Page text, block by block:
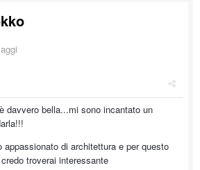
davvero bella...mi sono incantato un
appassionato di architettura e per questo
troverai interessante